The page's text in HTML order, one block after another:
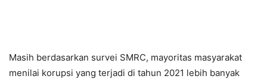
Masih berdasarkan survei SMRC, mayoritas masyarakat
menilai korupsi yang terjadi di tahun 2021 lebih banyak